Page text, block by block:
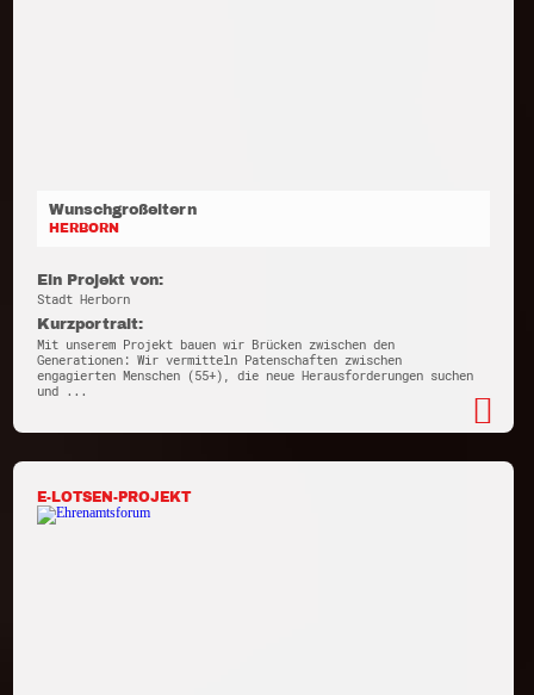
Wunschgroßeltern
HERBORN
Ein Projekt von:
Stadt Herborn
Kurzportrait:
Mit unserem Projekt bauen wir Brücken zwischen den
Generationen: Wir vermitteln Patenschaften zwischen
engagierten Menschen (55+), die neue Herausforderungen suchen
und ...
E-LOTSEN-PROJEKT